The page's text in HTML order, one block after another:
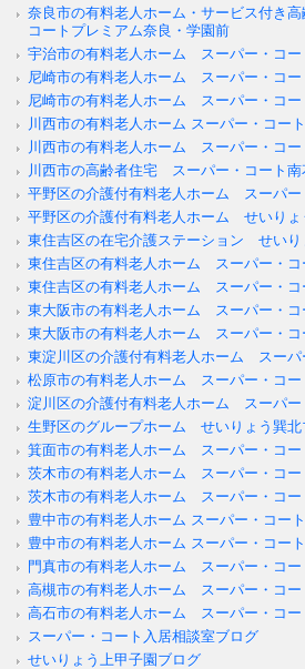
奈良市の有料老人ホーム・サービス付き
コートプレミアム奈良・学園前
宇治市の有料老人ホーム スーパー・コー
尼崎市の有料老人ホーム スーパー・コー
尼崎市の有料老人ホーム スーパー・コー
川西市の有料老人ホーム スーパー・コー
川西市の有料老人ホーム スーパー・コー
川西市の高齢者住宅 スーパー・コート南
平野区の介護付有料老人ホーム スーパー
平野区の介護付有料老人ホーム せいりょ
東住吉区の在宅介護ステーション せいり
東住吉区の有料老人ホーム スーパー・コ
東住吉区の有料老人ホーム スーパー・コ
東大阪市の有料老人ホーム スーパー・コ
東大阪市の有料老人ホーム スーパー・コ
東淀川区の介護付有料老人ホーム スーパ
松原市の有料老人ホーム スーパー・コー
淀川区の介護付有料老人ホーム スーパー
生野区のグループホーム せいりょう巽北
箕面市の有料老人ホーム スーパー・コー
茨木市の有料老人ホーム スーパー・コー
茨木市の有料老人ホーム スーパー・コー
豊中市の有料老人ホーム スーパー・コー
豊中市の有料老人ホーム スーパー・コー
門真市の有料老人ホーム スーパー・コー
高槻市の有料老人ホーム スーパー・コー
高石市の有料老人ホーム スーパー・コー
スーパー・コート入居相談室ブログ
せいりょう上甲子園ブログ